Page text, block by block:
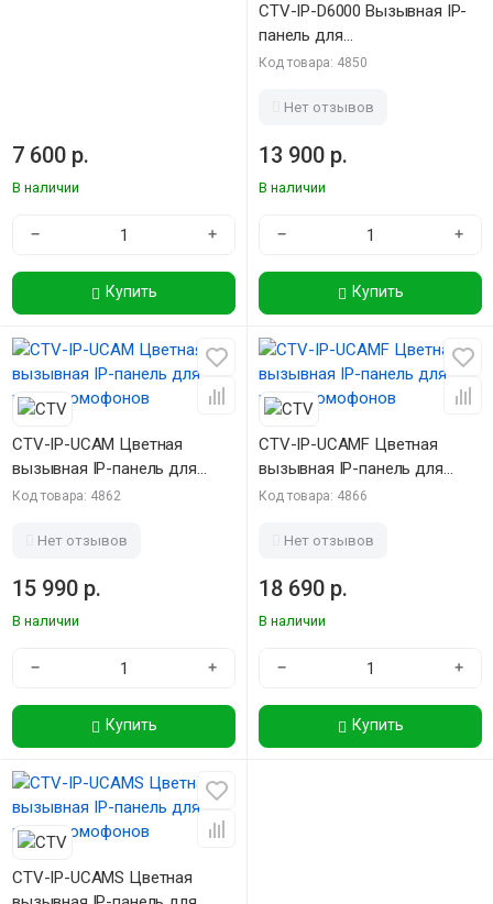
7 600 р.
В наличии
− +
Купить
CTV-IP-D6000 Вызывная IP-
панель для
видеодомофонов
Код товара: 4850
Нет отзывов
13 900 р.
В наличии
− +
Купить
CTV-IP-UCAM Цветная
вызывная IP-панель для
видеодомофонов
Код товара: 4862
Нет отзывов
15 990 р.
В наличии
− +
Купить
CTV-IP-UCAMF Цветная
вызывная IP-панель для
видеодомофонов
Код товара: 4866
Нет отзывов
18 690 р.
В наличии
− +
Купить
CTV-IP-UCAMS Цветная